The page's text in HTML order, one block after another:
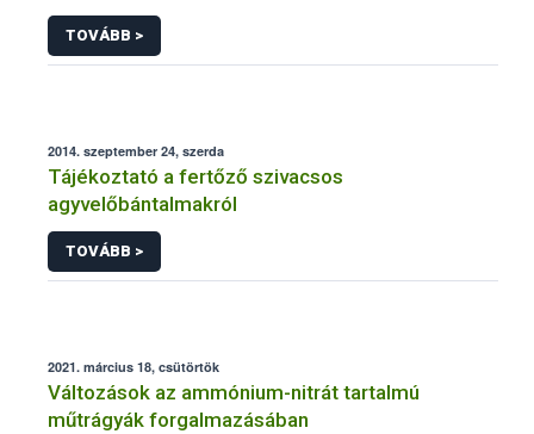
TOVÁBB >
2014. szeptember 24, szerda
Tájékoztató a fertőző szivacsos
agyvelőbántalmakról
TOVÁBB >
2021. március 18, csütörtök
Változások az ammónium-nitrát tartalmú
műtrágyák forgalmazásában